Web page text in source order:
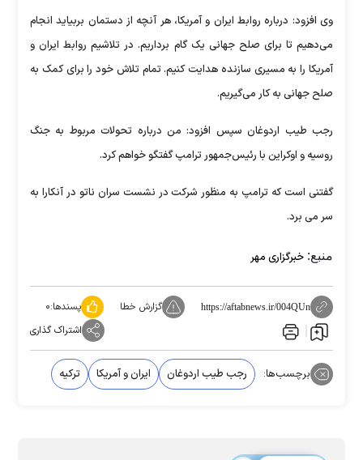
وی افزود: درباره روابط ایران و آمریکا، هر آنچه از دستمان بربیاید انجام
می‌دهیم تا برای صلح جهانی یک گام برداریم. در تلاشیم روابط ایران و
آمریکا را به مسیری سازنده هدایت کنیم. تمام تلاش خود را برای کمک به
صلح جهانی به کار می‌گیریم.
رجب طیب اردوغان سپس افزود: من درباره تحولات مربوط به جنگ
روسیه و اوکراین با رئیس‌جمهور ترامپ گفتگو خواهم کرد.
گفتنی است که ترامپ به منظور شرکت در نشست سران ناتو در آنکارا به
سر می برد.
منبع: خبرگزاری مهر
https://aftabnews.ir/004QUn گزارش خطا پسندها:۰
اشتراک گذاری
برچسب‌ها: رجب طیب اردوغان ایران و آمریکا ترکیه